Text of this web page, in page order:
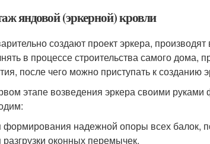
яндовой (эркерной) кровли
создают проект эркера,
в процессе строительства самого дома,
после чего можно приступать к созданию
этапе возведения эркера своими
формирования надежной опоры всех балок,
оконных перемычек.